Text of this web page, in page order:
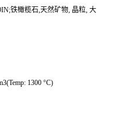
铁橄榄石,天然矿物, 晶粒, 大
1300 °C)